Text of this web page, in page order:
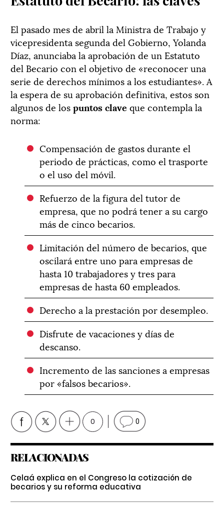
El pasado mes de abril la Ministra de Trabajo y
vicepresidenta segunda del Gobierno, Yolanda
Díaz, anunciaba la aprobación de un Estatuto
del Becario con el objetivo de «reconocer una
serie de derechos mínimos a los estudiantes». A
la espera de su aprobación definitiva, estos son
algunos de lospuntos clave que contempla la
norma:
Compensación de gastos durante el
periodo de prácticas, como el trasporte
o el uso del móvil.
Refuerzo de la figura del tutor de
empresa, que no podrá tener a su cargo
más de cinco becarios.
Limitación del número de becarios, que
oscilará entre uno para empresas de
hasta 10 trabajadores y tres para
empresas de hasta 60 empleados.
Derecho a la prestación por desempleo.
Disfrute de vacaciones y días de
descanso.
Incremento de las sanciones a empresas
por «falsos becarios».
0 0
RELACIONADAS
Celaá explica en el Congreso la cotización de
becarios y su reforma educativa